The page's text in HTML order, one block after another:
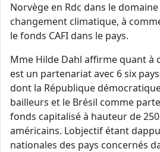
Norvège en Rdc dans le
changement climatique, à
le fonds CAFI dans le pays.
Mme Hilde Dahl affirme quant à
est un partenariat avec 6 six
dont la République
bailleurs et le Brésil comme
fonds capitalisé à hauteur de
américains. Lobjectif étant
nationales des pays concernés